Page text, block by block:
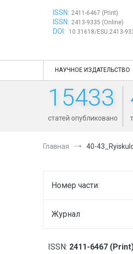
ISSN: 2411-6467 (Print)
ISSN: 2413-9335 (Online)
DOI: 10.31618/ESU.2413-
НАУЧНОЕ ИЗДАТЕЛЬСТВО
15433
статей опубликовано
Главная 40-
Номер части:
Журнал
ISSN: 2411-6467